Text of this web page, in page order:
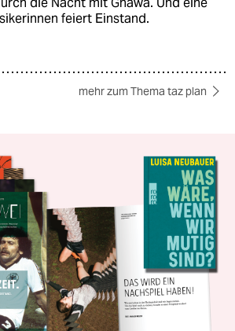
feiert Einstand.
mehr zum Thema taz plan